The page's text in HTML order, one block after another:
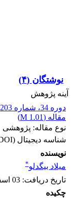
نوشتگان (۴)
آینه پژوهش
دوره 34، شماره 203
مقاله (1.01 M
)
نوع مقاله: پژوهشی
شناسه دیجیتال (DOI):
نویسنده
میلاد بیگدلو*
تاریخ دریافت: 03 اسفند 1402
چکیده